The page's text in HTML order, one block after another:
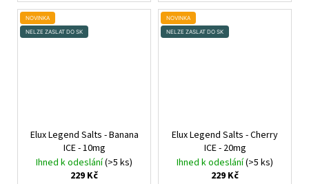
NOVINKA
NELZE ZASLAT DO SK
Elux Legend Salts - Banana
ICE - 10mg
Ihned k odeslání(>5 ks)
229 Kč
NOVINKA
NELZE ZASLAT DO SK
Elux Legend Salts - Cherry
ICE - 20mg
Ihned k odeslání(>5 ks)
229 Kč